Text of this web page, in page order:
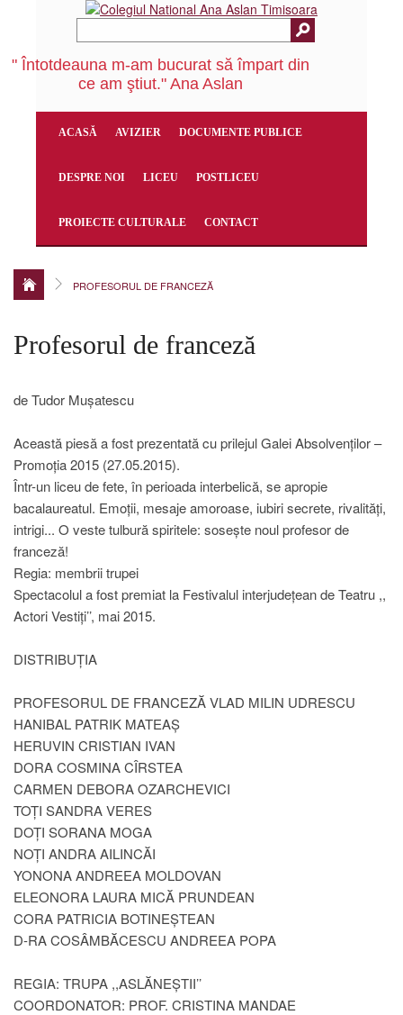
" Întotdeauna m-am bucurat să împart din
ce am ştiut." Ana Aslan
ACASĂ AVIZIER DOCUMENTE PUBLICE
DESPRE NOI LICEU POSTLICEU
PROIECTE CULTURALE CONTACT
PROFESORUL DE FRANCEZĂ
Profesorul de franceză
de Tudor Mușatescu
Această piesă a fost prezentată cu prilejul Galei Absolvenților –
Promoția 2015 (27.05.2015).
Într-un liceu de fete, în perioada interbelică, se apropie
bacalaureatul. Emoții, mesaje amoroase, iubiri secrete, rivalități,
intrigi... O veste tulbură spiritele: sosește noul profesor de
franceză!
Regia: membrii trupei
Spectacolul a fost premiat la Festivalul interjudețean de Teatru ,,
Actori Vestiți’’, mai 2015.
DISTRIBUȚIA
PROFESORUL DE FRANCEZĂ VLAD MILIN UDRESCU
HANIBAL PATRIK MATEAȘ
HERUVIN CRISTIAN IVAN
DORA COSMINA CÎRSTEA
CARMEN DEBORA OZARCHEVICI
TOȚI SANDRA VERES
DOȚI SORANA MOGA
NOȚI ANDRA AILINCĂI
YONONA ANDREEA MOLDOVAN
ELEONORA LAURA MICĂ PRUNDEAN
CORA PATRICIA BOTINEȘTEAN
D-RA COSÂMBĂCESCU ANDREEA POPA
REGIA: TRUPA ,,ASLĂNEȘTII’’
COORDONATOR: PROF. CRISTINA MANDAE